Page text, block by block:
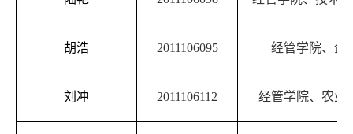
胡浩 2011106095 经管学院、企
刘冲 2011106112 经管学院、农业